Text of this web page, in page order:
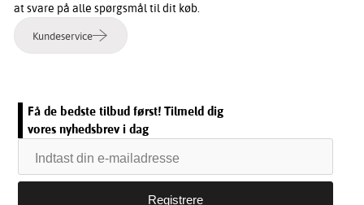
at svare på alle spørgsmål til dit køb.
Kundeservice
Få de bedste tilbud først! Tilmeld dig
vores nyhedsbrev i dag